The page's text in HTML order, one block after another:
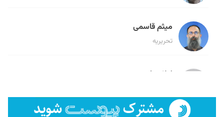
میثم قاسمی
تحریریه
لیلا حنارود